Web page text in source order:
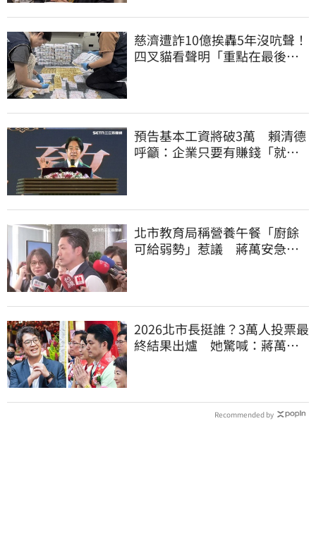
慈濟遭詐10億挨轟5年沒吭聲！
四叉貓看聲明「重點在最後一
預告基本工資將破3萬 賴清德
呼籲：企業只要有賺錢「就該
北市教育局稱營養午餐「廚餘
可給弱勢」惹議 蔣萬安急
2026北市長挺誰？3萬人投票最
終結果出爐 她驚喊：蔣萬安
Recommended by